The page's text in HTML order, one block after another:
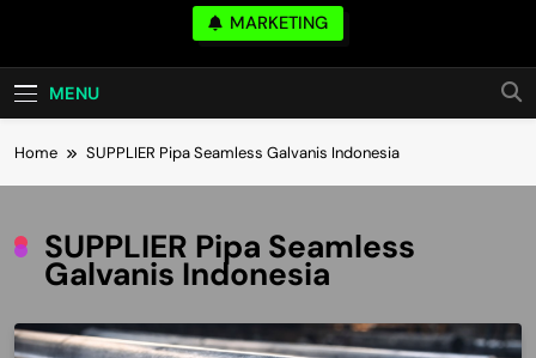
PIPABAJA.COM
Serve & Build Mutual Trust
MARKETING
MENU
Home SUPPLIER Pipa Seamless Galvanis Indonesia
SUPPLIER Pipa Seamless
Galvanis Indonesia